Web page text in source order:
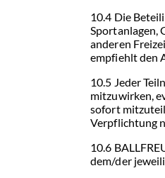
10.4 Die
Sportanlagen,
anderen
empfiehlt den
10.5 Jeder
mitzuwirken,
sofort
Verpflichtung
10.6
dem/der